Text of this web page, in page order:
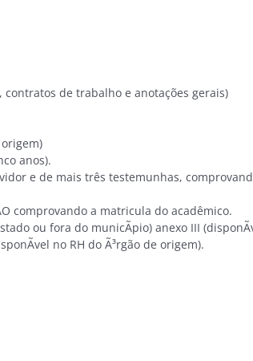
contratos de trabalho e anotações gerais)
origem)
anos).
e de mais três testemunhas,
comprovando a matricula do acadêmico.
ou fora do municÃ­pio) anexo III
no RH do Ã³rgão de origem).